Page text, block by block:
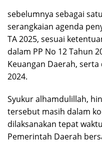
sebelumnya sebagai
serangkaian agenda
TA 2025, sesuai
dalam PP No 12 Tahun
Keuangan Daerah, serta
2024.
Syukur alhamdulillah,
tersebut masih dalam
dilaksanakan tepat
Pemerintah Daerah